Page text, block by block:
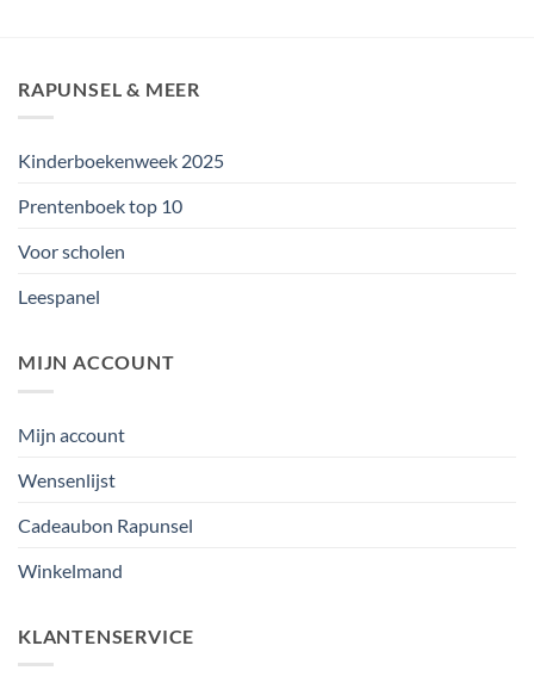
RAPUNSEL & MEER
Kinderboekenweek 2025
Prentenboek top 10
Voor scholen
Leespanel
MIJN ACCOUNT
Mijn account
Wensenlijst
Cadeaubon Rapunsel
Winkelmand
KLANTENSERVICE